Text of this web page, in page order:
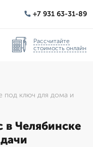
+7 931 63-31-89
Рассчитайте
стоимость онлайн
под ключ для дома и
в Челябинске